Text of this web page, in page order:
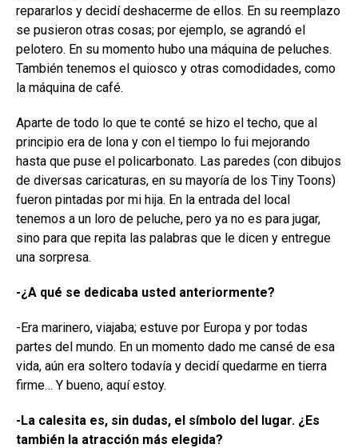
repararlos y decidí deshacerme de ellos. En su reemplazo
se pusieron otras cosas; por ejemplo, se agrandó el
pelotero. En su momento hubo una máquina de peluches.
También tenemos el quiosco y otras comodidades, como
la máquina de café.
Aparte de todo lo que te conté se hizo el techo, que al
principio era de lona y con el tiempo lo fui mejorando
hasta que puse el policarbonato. Las paredes (con dibujos
de diversas caricaturas, en su mayoría de los Tiny Toons)
fueron pintadas por mi hija. En la entrada del local
tenemos a un loro de peluche, pero ya no es para jugar,
sino para que repita las palabras que le dicen y entregue
una sorpresa.
-¿A qué se dedicaba usted anteriormente?
-Era marinero, viajaba; estuve por Europa y por todas
partes del mundo. En un momento dado me cansé de esa
vida, aún era soltero todavía y decidí quedarme en tierra
firme… Y bueno, aquí estoy.
-La calesita es, sin dudas, el símbolo del lugar. ¿Es
también la atracción más elegida?